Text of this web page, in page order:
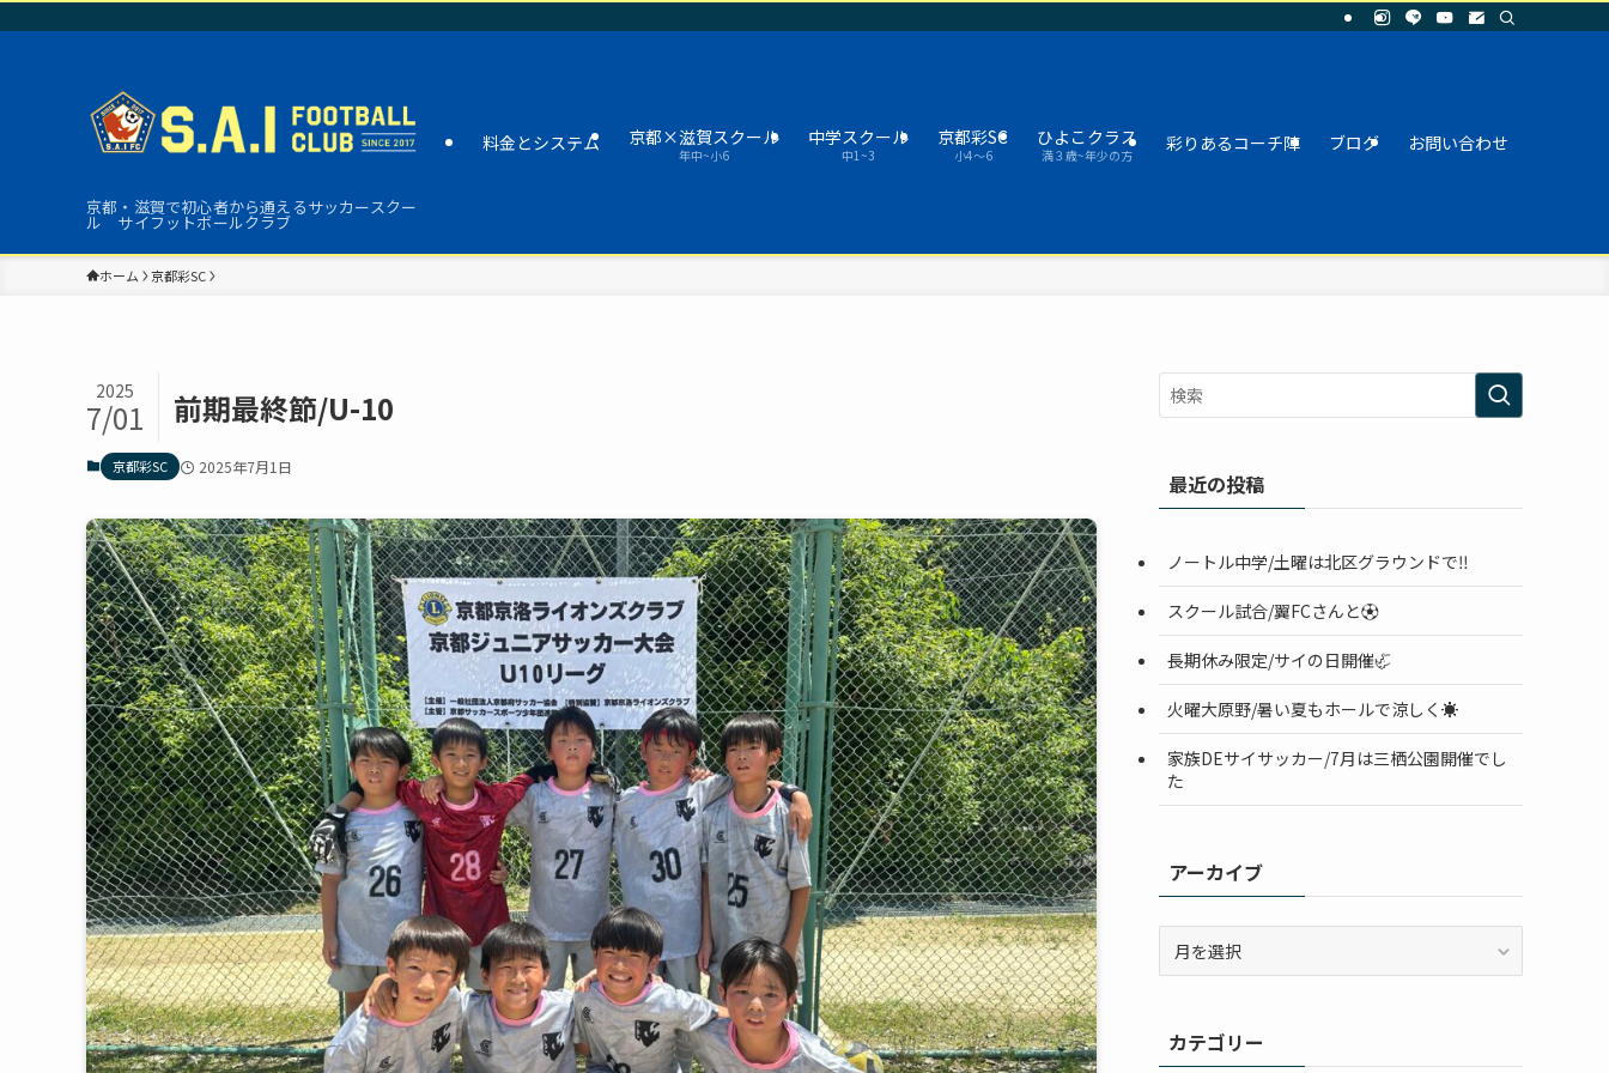
京都・滋賀で初心者から通えるサッカースクー
ル サイフットボールクラブ
料金とシステム 京都×滋賀スクール
年中~小6
中学スクール
中1~3
京都彩SC
小4～6
ひよこクラス
満３歳~年少の方
彩りあるコーチ陣 ブログ お問い合わせ
ホーム 京都彩SC
前期最終節/U-10
2025
7/01
京都彩SC 2025年7月1日
最近の投稿
ノートル中学/土曜は北区グラウンドで‼️
スクール試合/翼FCさんと⚽️
長期休み限定/サイの日開催🦏
火曜大原野/暑い夏もホールで涼しく☀️
家族DEサイサッカー/7月は三栖公園開催でし
た
アーカイブ
ブカテゴリー